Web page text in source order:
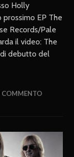
Holly
EP The
Records/Pale
il video: The
di debutto del
COMMENTO